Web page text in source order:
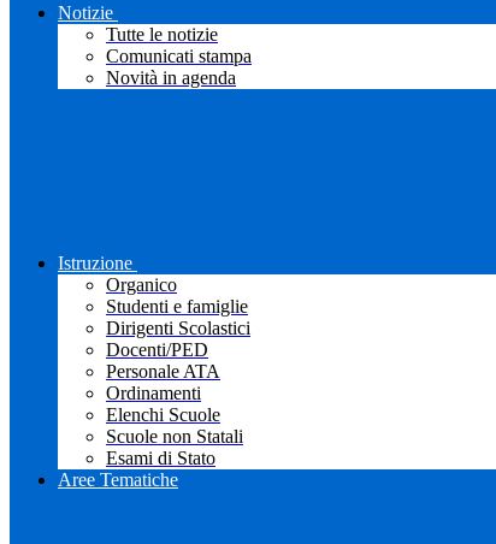
Notizie
Tutte le notizie
Comunicati stampa
Novità in agenda
Istruzione
Organico
Studenti e famiglie
Dirigenti Scolastici
Docenti/PED
Personale ATA
Ordinamenti
Elenchi Scuole
Scuole non Statali
Esami di Stato
Aree Tematiche